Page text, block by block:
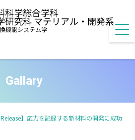
科学総合学科
研究科 マテリアル・開発系
機能システム学
Gallary
Release】応力を記録する新材料の開発に成功